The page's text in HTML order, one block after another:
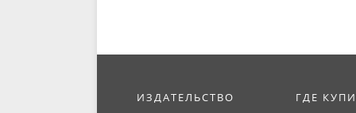
ИЗДАТЕЛЬСТВО ГДЕ